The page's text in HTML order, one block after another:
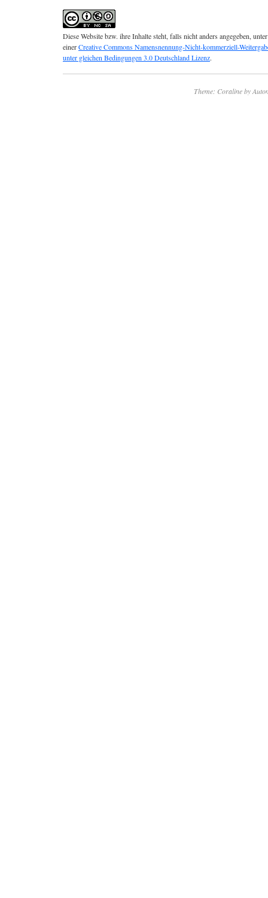
Diese Website bzw. ihre Inhalte steht, falls nicht anders angegeben, unter
einerCreative Commons Namensnennung-Nicht-kommerziell-
unter gleichen Bedingungen 3.0 Deutschland Lizenz.
Theme: Coraline by